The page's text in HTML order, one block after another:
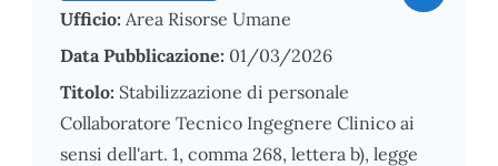
Ufficio: Area Risorse Umane
Data Pubblicazione: 01/03/2026
Titolo: Stabilizzazione di personale
Collaboratore Tecnico Ingegnere Clinico ai
sensi dell'art. 1, comma 268, lettera b), legge